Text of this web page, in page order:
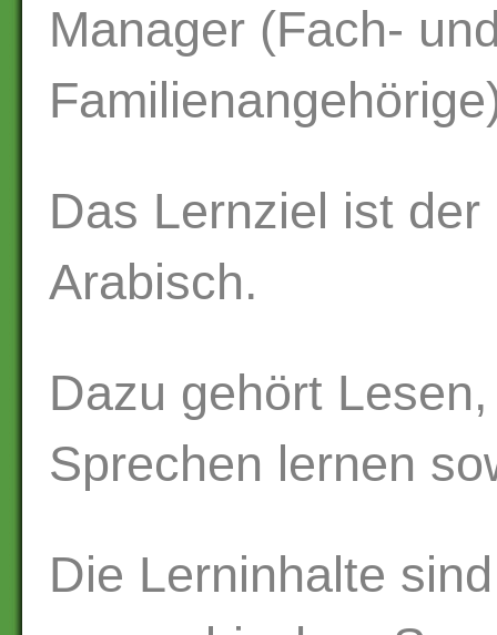
Manager (Fach-
Das Lernziel ist
Arabisch.
Dazu gehört
Sprechen lernen
Die Lerninhalte